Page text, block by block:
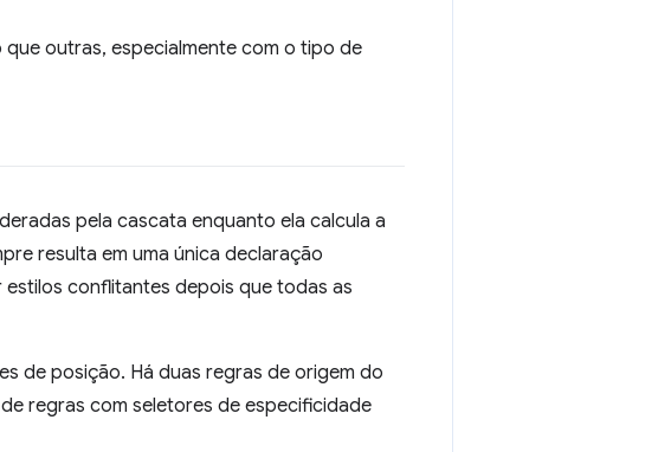
que outras, especialmente com o tipo de
pela cascata enquanto ela calcula a
resulta em uma única declaração
conflitantes depois que todas as
de posição. Há duas regras de origem do
regras com seletores de especificidade